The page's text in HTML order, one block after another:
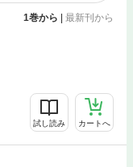
1巻から | 最新刊から
試し読み カートへ